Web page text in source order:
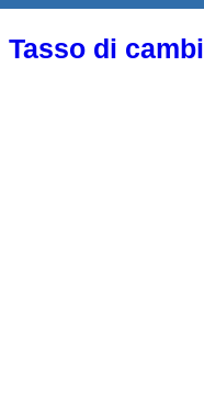
Tasso di